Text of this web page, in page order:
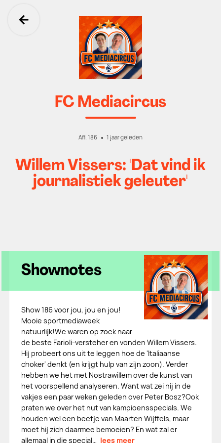
Ga terug
FC Mediacircus
Afl. 186 1 jaar geleden
Willem Vissers: 'Dat vind ik
journalistiek geleuter'
Shownotes
Show 186 voor jou, jou en jou!
Mooie sportmediaweek
natuurlijk!We waren op zoek naar
de beste Farioli-versteher en vonden Willem Vissers.
Hij probeert ons uit te leggen hoe de 'Italiaanse
choker' denkt (en krijgt hulp van zijn zoon). Verder
hebben we het met Nostrawillem over de kunst van
het voorspellend analyseren. Want wat zei hij in de
vakjes een paar weken geleden over Peter Bosz?Ook
praten we over het nut van kampioensspecials. We
houden wel een beetje van Maarten Wijffels, maar
moet hij zich daarmee bemoeien? En wat zal er
allemaal in die special… lees meer